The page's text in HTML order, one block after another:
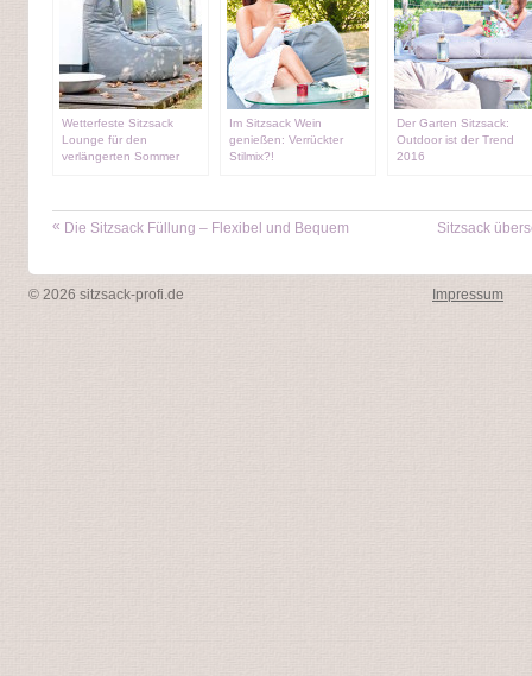
Wetterfeste Sitzsack
Lounge für den
verlängerten Sommer
Im Sitzsack Wein
genießen: Verrückter
Stilmix?!
Der Garten Sitzsack:
Outdoor ist der Trend
2016
« Die Sitzsack Füllung – Flexibel und Bequem Sitzsack
Impressum
© 2026 sitzsack-profi.de